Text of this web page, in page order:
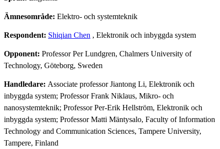
Ämnesområde: Elektro- och systemteknik
Respondent: Shiqian Chen , Elektronik och inbyggda system
Opponent: Professor Per Lundgren, Chalmers University of
Technology, Göteborg, Sweden
Handledare: Associate professor Jiantong Li, Elektronik och
inbyggda system; Professor Frank Niklaus, Mikro- och
nanosystemteknik; Professor Per-Erik Hellström, Elektronik och
inbyggda system; Professor Matti Mäntysalo, Faculty of Information
Technology and Communication Sciences, Tampere University,
Tampere, Finland